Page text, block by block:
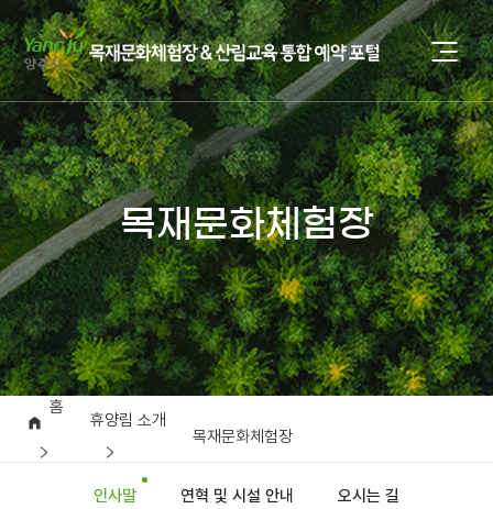
목재문화체험장
홈
휴양림 소개
목재문화체험장
인사말 연혁 및 시설 안내 오시는 길